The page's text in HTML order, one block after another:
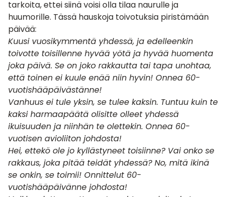
tarkoita, ettei siinä voisi olla tilaa naurulle ja
huumorille. Tässä hauskoja toivotuksia piristämään
päivää:
Kuusi vuosikymmentä yhdessä, ja edelleenkin
toivotte toisillenne hyvää yötä ja hyvää huomenta
joka päivä. Se on joko rakkautta tai tapa unohtaa,
että toinen ei kuule enää niin hyvin! Onnea 60-
vuotishääpäivästänne!
Vanhuus ei tule yksin, se tulee kaksin. Tuntuu kuin te
kaksi harmaapäätä olisitte olleet yhdessä
ikuisuuden ja niinhän te olettekin. Onnea 60-
vuotisen avioliiton johdosta!
Hei, ettekö ole jo kyllästyneet toisiinne? Vai onko se
rakkaus, joka pitää teidät yhdessä? No, mitä ikinä
se onkin, se toimii! Onnittelut 60-
vuotishääpäivänne johdosta!